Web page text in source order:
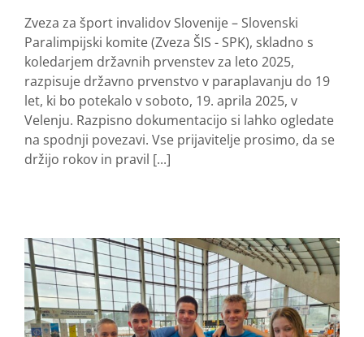
Zveza za šport invalidov Slovenije – Slovenski
Paralimpijski komite (Zveza ŠIS - SPK), skladno s
koledarjem državnih prvenstev za leto 2025,
razpisuje državno prvenstvo v paraplavanju do 19
let, ki bo potekalo v soboto, 19. aprila 2025, v
Velenju. Razpisno dokumentacijo si lahko ogledate
na spodnji povezavi. Vse prijavitelje prosimo, da se
držijo rokov in pravil [...]